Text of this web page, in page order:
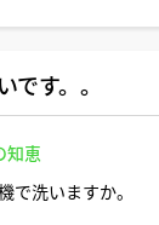
す。。
知恵
で洗いますか。